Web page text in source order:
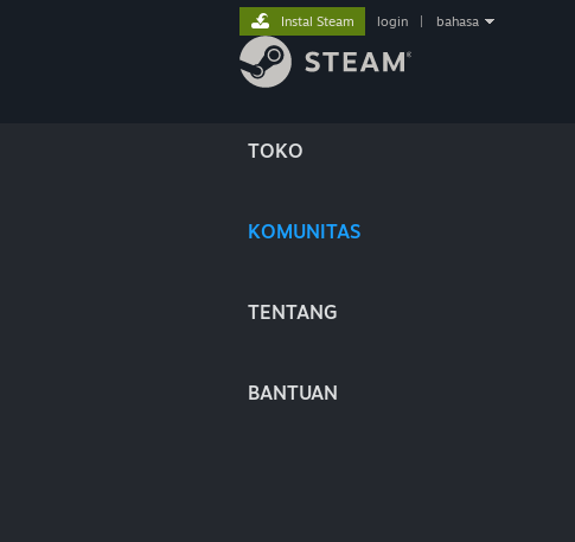
TOKO
KOMUNITAS
TENTANG
BANTUAN
Instal Steam login bahasa